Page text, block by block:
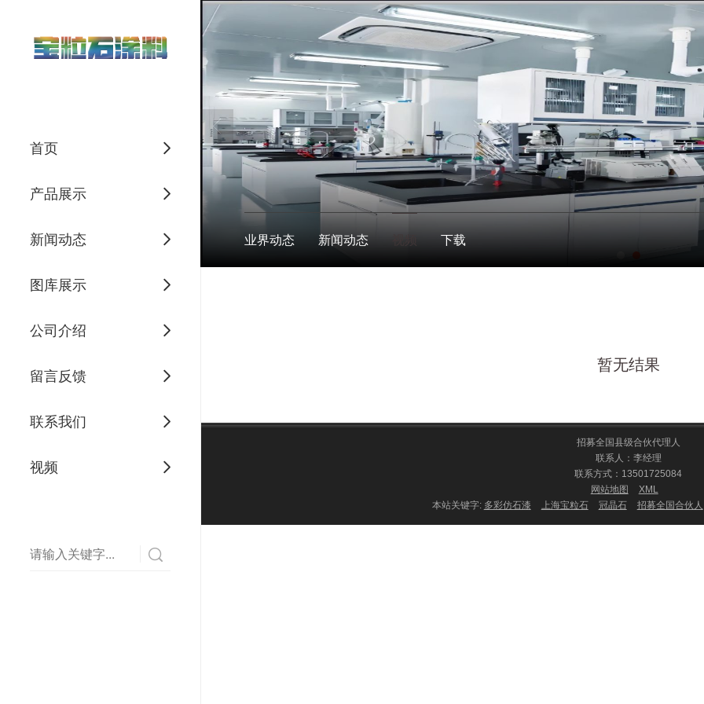
首页
产品展示
新闻动态
图库展示
公司介绍
留言反馈
联系我们
视频
业界动态 新闻动态 下载
暂无结果
招募全国县级合伙代理人
联系人：李经理
联系方式：13501725084
网站地图
XML
本站关键字: 多彩仿石漆 上海宝粒石 冠晶石 招募全国合伙人